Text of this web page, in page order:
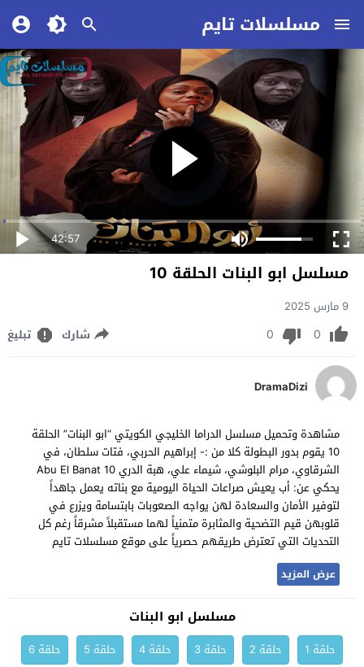
مسلسلات تايم
42:57
مسلسل ابو البنات الحلقة 10
9 مارس 2025
0
0 شارك تبليغ
DramaDizi
مشاهدة وتحميل مسلسل الدراما الخليجي الكويتي “ابو البنات” الحلقة
10 يقوم بدور البطولة كلا من :- إبراهيم الحربي، فتات سلطان، في
الشرقاوي، مرام البلوشي، شيماء علي، هبة الدري Abu El Banat 10
يحكي عن: أب يعيش صراعات الحياة اليومية مع بناته يعمل جاهداً
لتوفير الأمان والسعادة لهن يواجه الصعوبات بابتسامة ويزرع في
قلوبهن قيم التضحية والمثابرة متمنياً لهما مستقبلاً مشرقاً رغم كل
التحديات التي تعترض طريقهم حصرياً على موقع مسلسلات تايم
عرض المزيد
مسلسل ابو البنات
حلقة 1 حلقة 2 حلقة 3 حلقة 4 حلقة 5
حلقة 6